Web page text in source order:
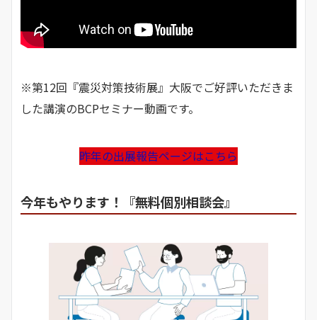
※第12回『震災対策技術展』大阪でご好評いただきま
した講演のBCPセミナー動画です。
昨年の出展報告ページはこちら
今年もやります！『無料個別相談会』